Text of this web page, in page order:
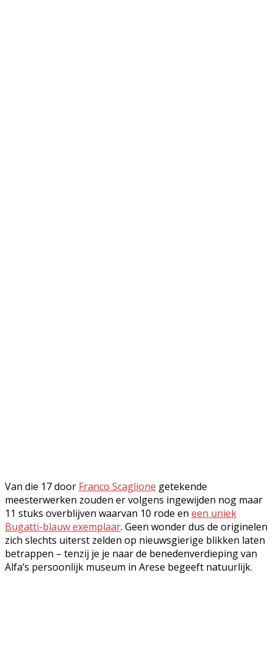
Van die 17 door Franco Scaglione getekende
meesterwerken zouden er volgens ingewijden nog maar
11 stuks overblijven waarvan 10 rode en een uniek
Bugatti-blauw exemplaar. Geen wonder dus de originelen
zich slechts uiterst zelden op nieuwsgierige blikken laten
betrappen – tenzij je je naar de benedenverdieping van
Alfa’s persoonlijk museum in Arese begeeft natuurlijk.